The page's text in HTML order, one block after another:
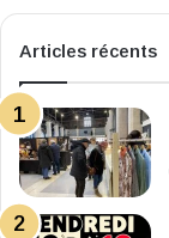
Articles récents